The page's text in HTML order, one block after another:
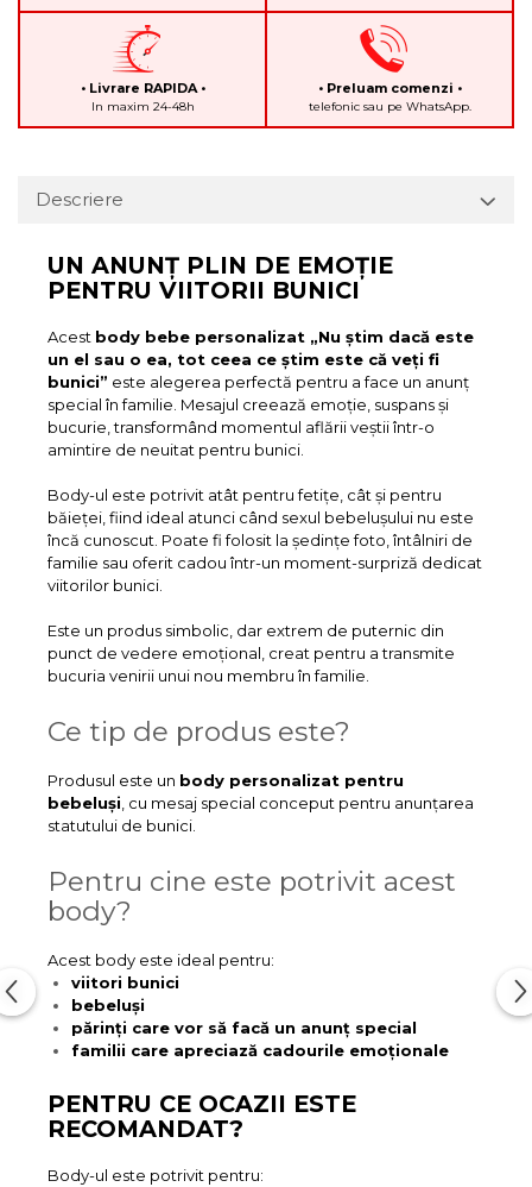
• Livrare RAPIDA •
In maxim 24-48h
• Preluam comenzi •
telefonic sau pe WhatsApp.
Descriere
UN ANUNȚ PLIN DE EMOȚIE
PENTRU VIITORII BUNICI
Acest body bebe personalizat „Nu știm dacă este
un el sau o ea, tot ceea ce știm este că veți fi
bunici” este alegerea perfectă pentru a face un anunț
special în familie. Mesajul creează emoție, suspans și
bucurie, transformând momentul aflării veștii într-o
amintire de neuitat pentru bunici.
Body-ul este potrivit atât pentru fetițe, cât și pentru
băieței, fiind ideal atunci când sexul bebelușului nu este
încă cunoscut. Poate fi folosit la ședințe foto, întâlniri de
familie sau oferit cadou într-un moment-surpriză dedicat
viitorilor bunici.
Este un produs simbolic, dar extrem de puternic din
punct de vedere emoțional, creat pentru a transmite
bucuria venirii unui nou membru în familie.
Ce tip de produs este?
Produsul este un body personalizat pentru
bebeluși , cu mesaj special conceput pentru anunțarea
statutului de bunici.
Pentru cine este potrivit acest
body?
Acest body este ideal pentru:
viitori bunici
bebeluși
părinți care vor să facă un anunț special
familii care apreciază cadourile emoționale
PENTRU CE OCAZII ESTE
RECOMANDAT?
Body-ul este potrivit pentru: